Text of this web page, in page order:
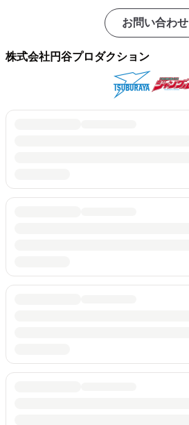
お問い合わせ
株式会社円谷プロダクション